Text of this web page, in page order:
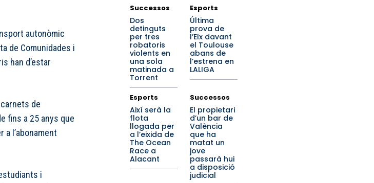
autonòmic
de Comunidades i
han d’estar
de
fins a 25 anys que
l’abonament
i
Successos
Dos
detinguts
per tres
robatoris
violents en
una sola
matinada a
Torrent
Esports
Última
prova de
l’Elx davant
el Toulouse
abans de
l’estrena en
LALIGA
Esports
Així serà la
flota
llogada per
a l’eixida de
The Ocean
Race a
Alacant
Successos
El propietari
d’un bar de
València
que ha
matat un
jove
passarà hui
a disposició
judicial